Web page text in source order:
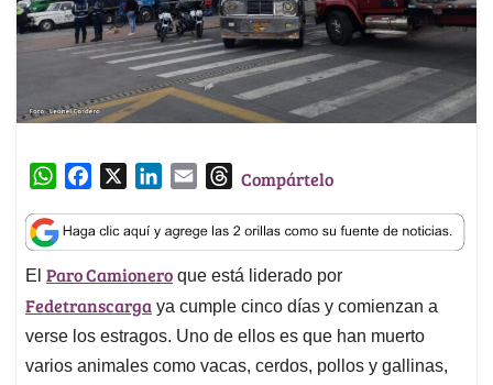
W
a
t
s
A
p
p
c
e
b
o
o
k
n
k
e
d
I
n
a
i
l
T
r
e
a
d
s
Compártelo
El Paro Camionero que está liderado por
Fedetranscarga ya cumple cinco días y comienzan a
verse los estragos. Uno de ellos es que han muerto
varios animales como vacas, cerdos, pollos y gallinas,